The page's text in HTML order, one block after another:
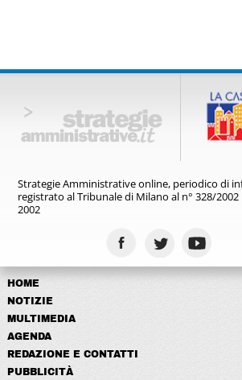
Strategie Amministrative online, periodico di
registratoal Tribunale di Milano al n° 328/2002
2002
HOME
NOTIZIE
MULTIMEDIA
AGENDA
REDAZIONE E CONTATTI
PUBBLICITÀ